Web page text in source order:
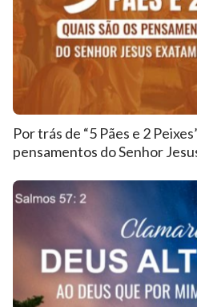
Por trás de “5 Pães e 2
pensamentos do Senhor